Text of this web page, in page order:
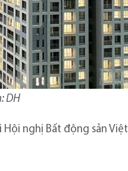
DH
nghị Bất động sản Việt